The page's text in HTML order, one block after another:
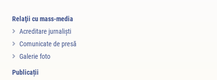
Relaţii cu mass-media
Acreditare jurnalişti
Comunicate de presă
Galerie foto
Publicații